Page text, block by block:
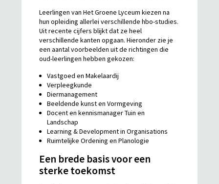
Leerlingen van Het Groene Lyceum kiezen na
hun opleiding allerlei verschillende hbo-studies.
Uit recente cijfers blijkt dat ze heel
verschillende kanten opgaan. Hieronder zie je
een aantal voorbeelden uit de richtingen die
oud-leerlingen hebben gekozen:
Vastgoed en Makelaardij
Verpleegkunde
Diermanagement
Beeldende kunst en Vormgeving
Docent en kennismanager Tuin en
Landschap
Learning & Development in Organisations
Ruimtelijke Ordening en Planologie
Een brede basis voor een
sterke toekomst